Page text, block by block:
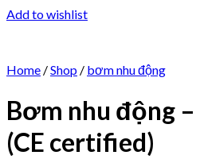
Add to wishlist
Home /Shop / bơm nhu động
Bơm nhu động
(CE certified)